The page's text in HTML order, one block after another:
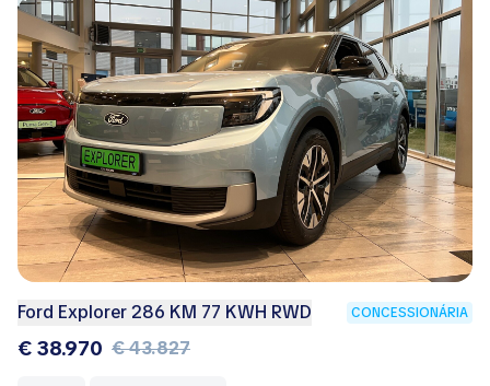
Ford Explorer 286 KM 77 KWH RWD CONCESSIONÁRIA
€ 38.970 € 43.827